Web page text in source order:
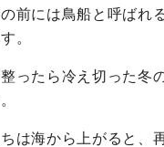
前には鳥船と呼ばれ
。
ったら冷え切った冬
は海から上がると、